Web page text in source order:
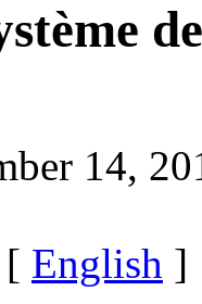
14,
[ English ]